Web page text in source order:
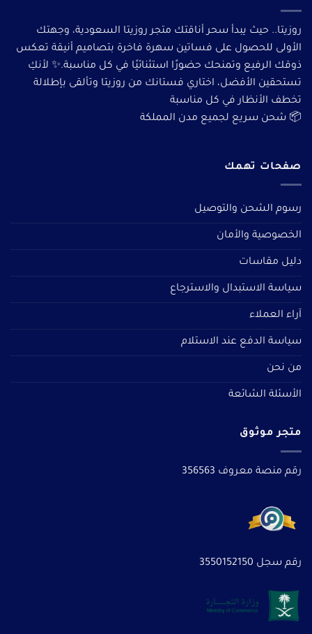
روزيتا.. حيث يبدأ سحر أناقتك متجر روزيتا السعودية، وجهتك
الأولى للحصول على فساتين سهرة فاخرة بتصاميم أنيقة تعكس
ذوقك الرفيع وتمنحك حضورًا استثنائيًا في كل مناسبة.✨ لأنكِ
تستحقين الأفضل، اختاري فستانك من روزيتا وتألقى بإطلالة
تخطف الأنظار في كل مناسبة
📦 شحن سريع لجميع مدن المملكة
صفحات تهمك
رسوم الشحن والتوصيل
الخصوصية والأمان
دليل مقاسات
سياسة الاستبدال والاسترجاع
آراء العملاء
سياسة الدفع عند الاستلام
من نحن
الأسئلة الشائعة
متجر موثوق
رقم منصة معروف 356563
رقم سجل 3550152150